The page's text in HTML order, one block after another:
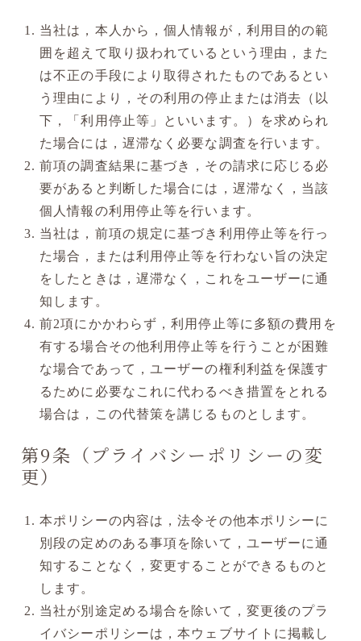
当社は，本人から，個人情報が，利用目的の範
囲を超えて取り扱われているという理由，また
は不正の手段により取得されたものであるとい
う理由により，その利用の停止または消去（以
下，「利用停止等」といいます。）を求められ
た場合には，遅滞なく必要な調査を行います。
前項の調査結果に基づき，その請求に応じる必
要があると判断した場合には，遅滞なく，当該
個人情報の利用停止等を行います。
当社は，前項の規定に基づき利用停止等を行っ
た場合，または利用停止等を行わない旨の決定
をしたときは，遅滞なく，これをユーザーに通
知します。
前2項にかかわらず，利用停止等に多額の費用を
有する場合その他利用停止等を行うことが困難
な場合であって，ユーザーの権利利益を保護す
るために必要なこれに代わるべき措置をとれる
場合は，この代替策を講じるものとします。
第9条（プライバシーポリシーの変
更）
本ポリシーの内容は，法令その他本ポリシーに
別段の定めのある事項を除いて，ユーザーに通
知することなく，変更することができるものと
します。
当社が別途定める場合を除いて，変更後のプラ
イバシーポリシーは，本ウェブサイトに掲載し